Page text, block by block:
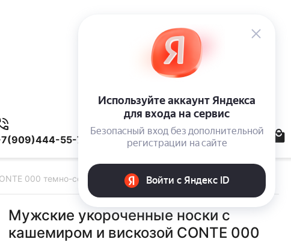
55-78
000 темно-серый
Мужские укороченные носки с
кашемиром и вискозой CONTE 000